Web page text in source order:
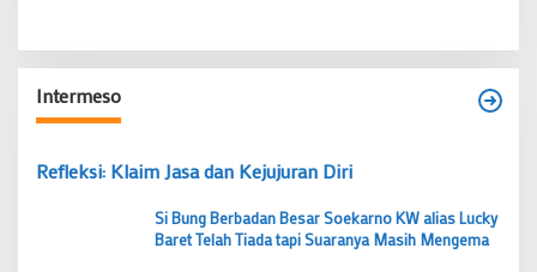
Intermeso
Refleksi: Klaim Jasa dan Kejujuran Diri
Si Bung Berbadan Besar Soekarno KW alias Lucky
Baret Telah Tiada tapi Suaranya Masih Mengema